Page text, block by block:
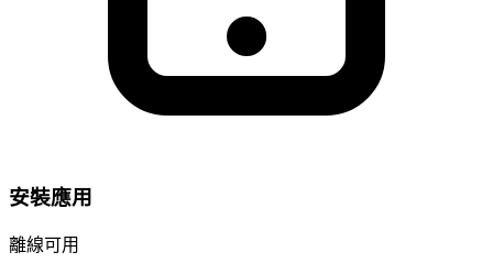
安裝應用
離線可用